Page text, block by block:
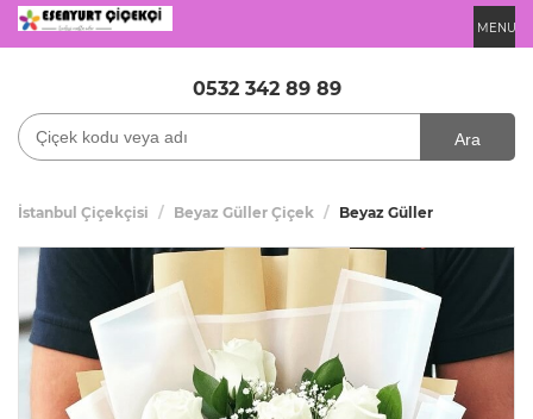
MENU
0532 342 89 89
Ara
İstanbul Çiçekçisi Beyaz Güller Çiçek Beyaz Güller